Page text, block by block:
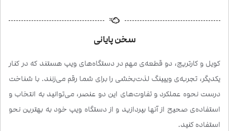
سخن پایانی
کویل و کارتریج، دو قطعه‌ی مهم در دستگاه‌های ویپ هستند که در کنار
یکدیگر، تجربه‌ی ویپینگ لذت‌بخشی را برای شما رقم می‌زنند. با شناخت
درست نحوه عملکرد و تفاوت‌های این دو عنصر، می‌توانید به انتخاب و
استفاده‌ی صحیح از آنها بپردازید و از دستگاه ویپ خود به بهترین نحو
استفاده کنید.